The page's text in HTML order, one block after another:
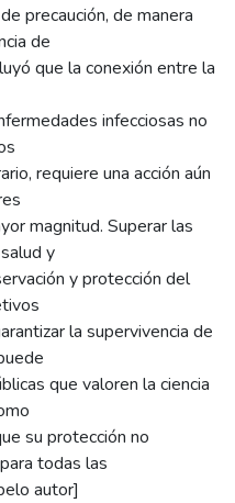
precaución, de manera
de
que la conexión entre la
infecciosas no
requiere una acción aún
magnitud. Superar las
y
y protección del
la supervivencia de
que valoren la ciencia
su protección no
todas las
autor]